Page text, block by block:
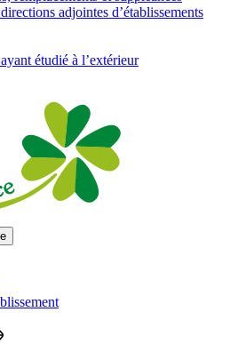
adjointes d’établissements
étudié à l’extérieur